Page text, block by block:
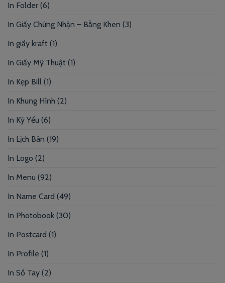
In Folder (6)
In Giấy Chứng Nhận – Bằng Khen (3)
In giấy kraft (1)
In Giấy Mỹ Thuật (1)
In Kẹp Bill (1)
In Khung Hình (2)
In Kỷ Yếu (6)
In Lịch Bàn (19)
In Logo (2)
In Menu (92)
In Name Card (49)
In Photobook (30)
In Postcard (1)
In Profile (1)
In Sổ Tay (2)